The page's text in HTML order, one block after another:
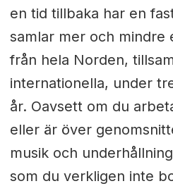
en tid tillbaka har en
samlar mer och mindre
från hela Norden,
internationella, under
år. Oavsett om du
eller är över
musik och
som du verkligen inte